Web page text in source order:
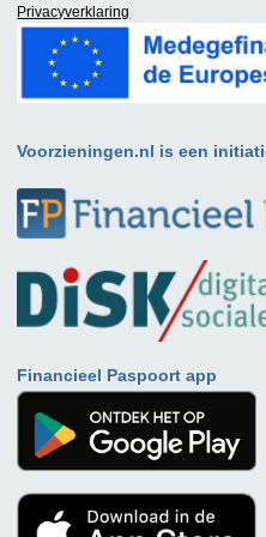
Privacyverklaring
Voorzieningen.nl is een
Financieel Paspoort app